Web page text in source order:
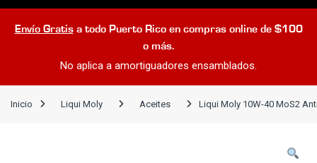
Envío Gratisa todo Puerto Rico en compras online de $100
o más.
No aplica a amortiguadores ensamblados.
Inicio Liqui Moly Aceites Liqui Moly 10W-40 MoS2